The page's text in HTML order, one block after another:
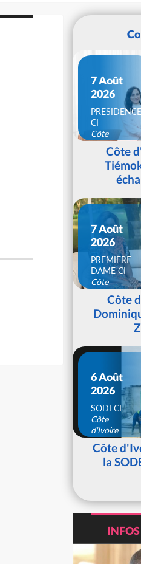
7 Août
2026
PRESIDENCE
CI
Côte
d'IvoireCôte
7 Août
2026
PREMIERE
DAME CI
Côte
d'IvoireCôte
6 Août
2026
SODECI
Côte
d'Ivoire
Côte
la
INFOS